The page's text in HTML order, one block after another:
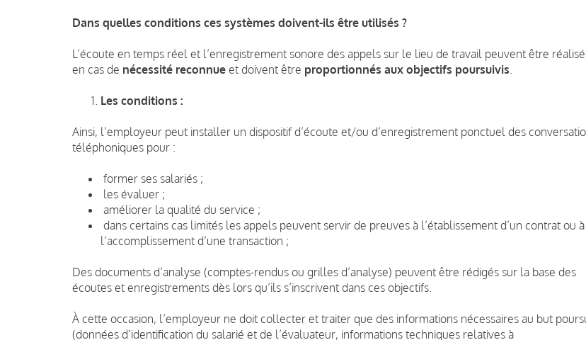
Dans quelles conditions ces systèmes doivent-ils être utilisés ?
L’écoute en temps réel et l’enregistrement sonore des appels sur le lieu de travail peuvent être
en cas de nécessité reconnue et doivent être proportionnés aux objectifs poursuivis
Les conditions :
Ainsi, l’employeur peut installer un dispositif d’écoute et/ou d’enregistrement ponctuel des
téléphoniques pour :
former ses salariés ;
les évaluer ;
améliorer la qualité du service ;
dans certains cas limités les appels peuvent servir de preuves à l’établissement d’un contrat ou à
l’accomplissement d’une transaction ;
Des documents d’analyse (comptes-rendus ou grilles d’analyse) peuvent être rédigés sur la base des
écoutes et enregistrements dès lors qu’ils s’inscrivent dans ces objectifs.
À cette occasion, l’employeur ne doit collecter et traiter que des informations nécessaires au but
(données d’identification du salarié et de l’évaluateur, informations techniques relatives à